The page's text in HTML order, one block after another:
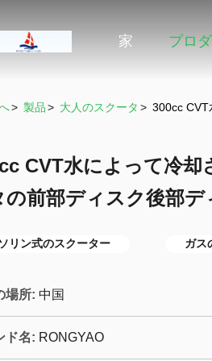
家 プロ
> 製品> 大人のスクータ > 300cc CVT
CVT水によって冷
の前部ディスク後部
リン式のスクーター ガス
場所: 中国
ド名: RONGYAO